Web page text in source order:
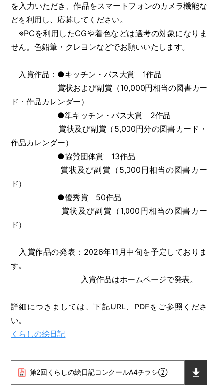
を入力いただき、作品をスマートフォンのカメラ機能な
どを利用し、応募してください。
※PCを利用したCGや着色などは選考の対象になりま
せん。色鉛筆・クレヨンなどでお願いいたします。
入賞作品：●キッチン・バス大賞 1作品
賞状および副賞（10,000円相当の図書カー
ド・作品カレンダー）
●準キッチン・バス大賞 2作品
賞状及び副賞（5,000円分の図書カード・
作品カレンダー）
●協賛団体賞 13作品
賞状及び副賞（5,000円相当の図書カー
ド）
●優秀賞 50作品
賞状及び副賞（1,000円相当の図書カー
ド）
入賞作品の発表：2026年11月中旬を予定しておりま
す。
入賞作品はホームページで発表。
詳細につきましては、下記URL、PDFをご参照くださ
い。
くらしの絵日記
第2回くらしの絵日記コンクールA4チラシ②